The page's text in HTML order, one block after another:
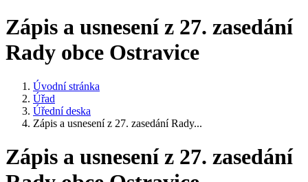
Zápis a usnesení z 27. zasedání
Rady obce Ostravice
Úvodní stránka
Úřad
Úřední deska
Zápis a usnesení z 27. zasedání Rady...
Zápis a usnesení z 27. zasedání